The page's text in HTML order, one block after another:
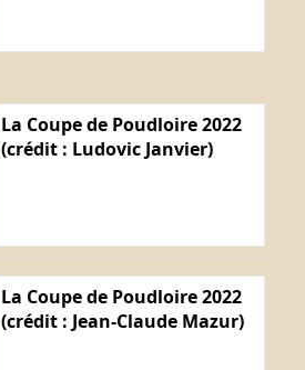
La Coupe de Poudloire 2022
(crédit : Ludovic Janvier)
La Coupe de Poudloire 2022
(crédit : Jean-Claude Mazur)